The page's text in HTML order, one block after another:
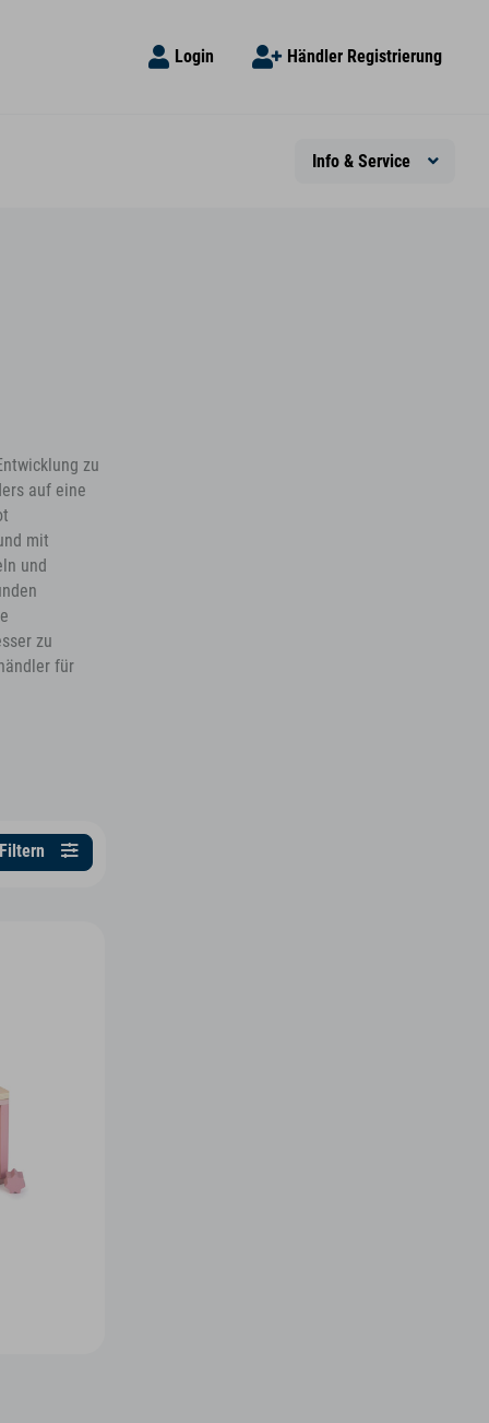
Login Händler Registrierung
Info & Service
zu
auf eine
mit
und
zu
für